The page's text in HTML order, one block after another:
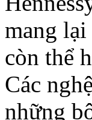
mang lại
còn thể
Các
những